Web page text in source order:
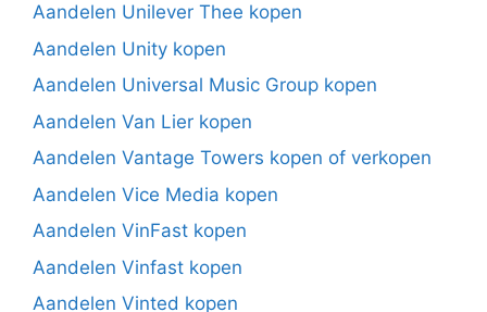
Aandelen Unilever Thee kopen
Aandelen Unity kopen
Aandelen Universal Music Group kopen
Aandelen Van Lier kopen
Aandelen Vantage Towers kopen of verkopen
Aandelen Vice Media kopen
Aandelen VinFast kopen
Aandelen Vinfast kopen
Aandelen Vinted kopen